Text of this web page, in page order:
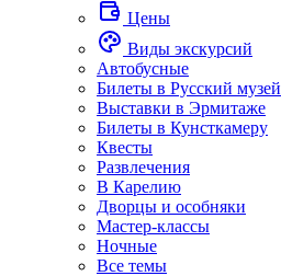
Цены
Виды экскурсий
Автобусные
Билеты в Русский музей
Выставки в Эрмитаже
Билеты в Кунсткамеру
Квесты
Развлечения
В Карелию
Дворцы и особняки
Мастер-классы
Ночные
Все темы